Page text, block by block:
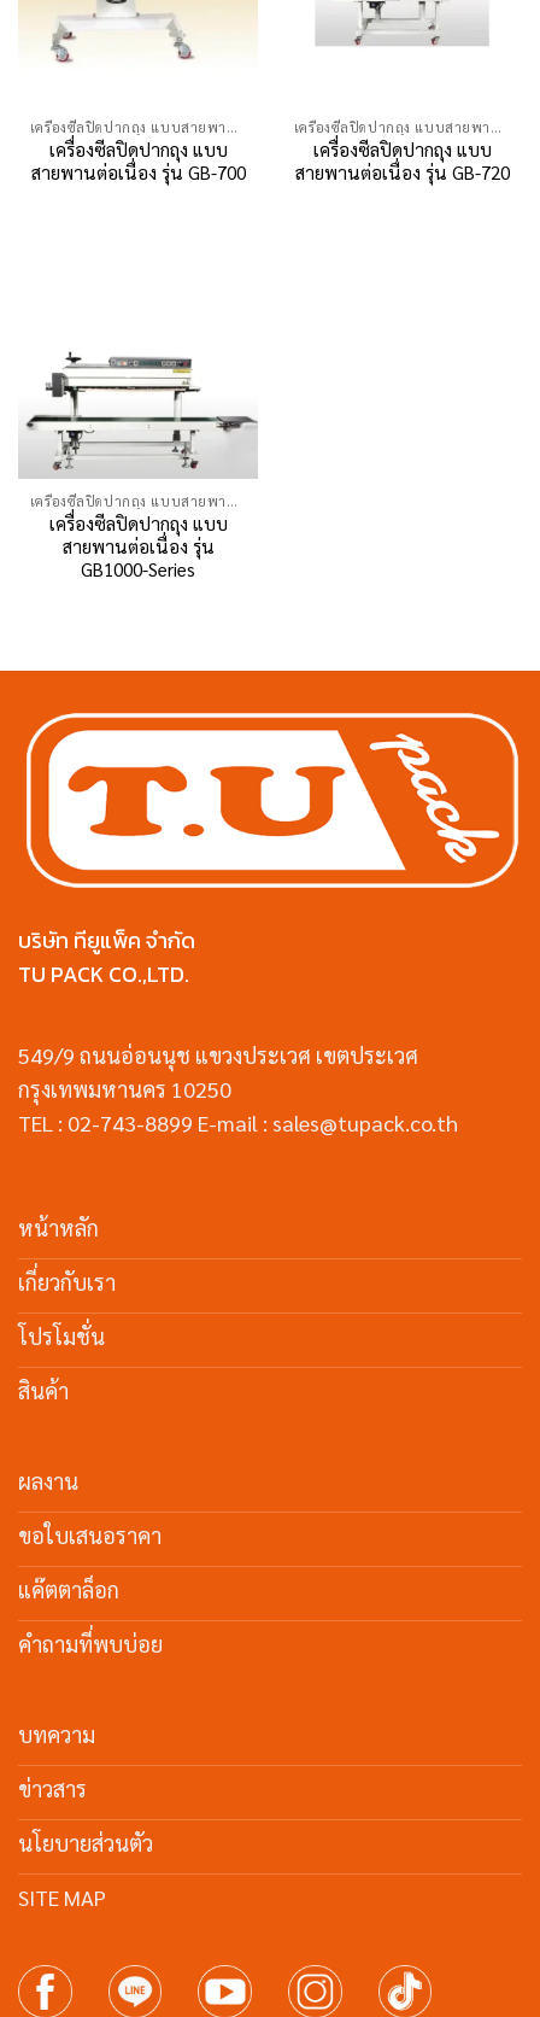
เครื่องซีลปิดปากถุง แบบสายพานต่อเนื่อง
เครื่องซีลปิดปากถุง แบบ
สายพานต่อเนื่อง รุ่น GB-700
เครื่องซีลปิดปากถุง แบบสายพานต่อเนื่อง
เครื่องซีลปิดปากถุง แบบ
สายพานต่อเนื่อง รุ่น GB-720
เครื่องซีลปิดปากถุง แบบสายพานต่อเนื่อง
เครื่องซีลปิดปากถุง แบบ
สายพานต่อเนื่อง รุ่น
GB1000-Series
บริษัท ทียูแพ็ค จำกัด
TU PACK CO.,LTD.
549/9 ถนนอ่อนนุช แขวงประเวศ เขตประเวศ
กรุงเทพมหานคร 10250
TEL : 02-743-8899 E-mail : sales@tupack.co.th
หน้าหลัก
เกี่ยวกับเรา
โปรโมชั่น
สินค้า
ผลงาน
ขอใบเสนอราคา
แค๊ตตาล็อก
คำถามที่พบบ่อย
บทความ
ข่าวสาร
นโยบายส่วนตัว
SITE MAP